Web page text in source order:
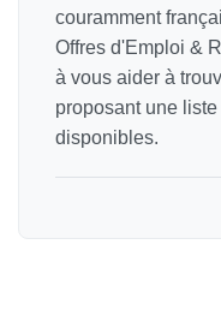
couramment
Offres d'Emploi &
à vous aider à
proposant une
disponibles.